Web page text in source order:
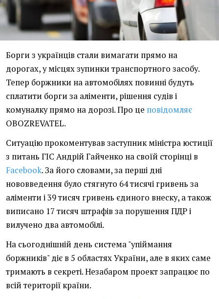
Борги з українців стали вимагати прямо на
дорогах, у місцях зупинки транспортного засобу.
Тепер боржники на автомобілях повинні будуть
сплатити борги за аліменти, рішення судів і
комуналку прямо на дорозі. Про це повідомляє
OBOZREVATEL.
Ситуацію прокоментував заступник міністра юстиції
з питань ГІС Андрій Гайченко на своїй сторінці в
Facebook. За його словами, за перші дні
нововведення було стягнуто 64 тисячі гривень за
аліменти і 39 тисяч гривень єдиного внеску, а також
виписано 17 тисяч штрафів за порушення ПДР і
вилучено два автомобілі.
На сьогоднішній день система "упіймання
боржників" діє в 5 областях України, але в яких саме
тримають в секреті. Незабаром проект запрацює по
всій території країни.